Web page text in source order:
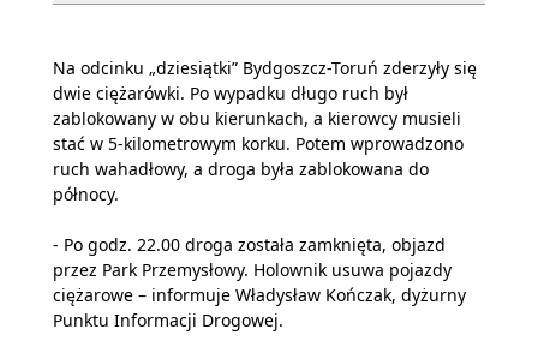
Na odcinku „dziesiątki” Bydgoszcz-Toruń zderzyły się
dwie ciężarówki. Po wypadku długo ruch był
zablokowany w obu kierunkach, a kierowcy musieli
stać w 5-kilometrowym korku. Potem wprowadzono
ruch wahadłowy, a droga była zablokowana do
północy.
- Po godz. 22.00 droga została zamknięta, objazd
przez Park Przemysłowy. Holownik usuwa pojazdy
ciężarowe – informuje Władysław Kończak, dyżurny
Punktu Informacji Drogowej.